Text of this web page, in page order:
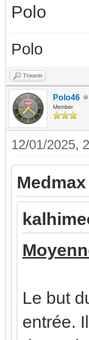
Polo
Polo
Trouver
Polo46
Member
12/01/2025,
Le but
entrée.